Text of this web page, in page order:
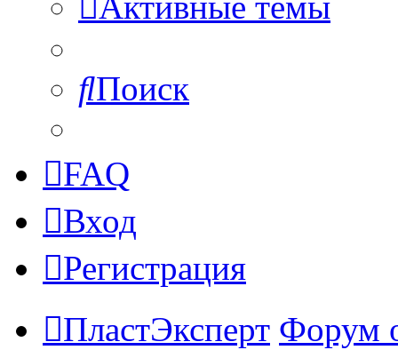
Поиск
FAQ
Вход
Регистрация
ПластЭксперт Форум